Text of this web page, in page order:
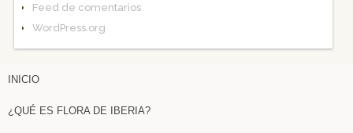
Feed de comentarios
WordPress.org
INICIO
¿QUÉ ES FLORA DE IBERIA?